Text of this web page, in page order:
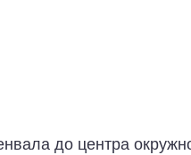
до центра